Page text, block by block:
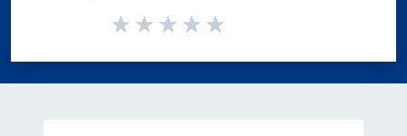
Valuta da 1 a 5 stelle la pagina